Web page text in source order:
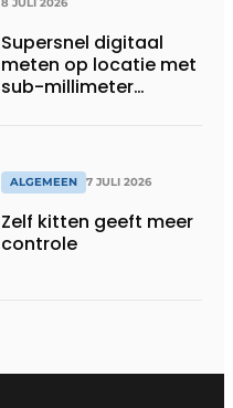
8 JULI 2026
Supersnel digitaal
meten op locatie met
sub-millimeter
ALGEMEEN 7 JULI 2026
Zelf kitten geeft meer
controle